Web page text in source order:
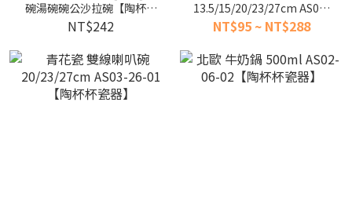
碗湯碗碗公沙拉碗【陶杯杯
瓷器】餐具餐盤 碗盤杯筷 台
灣現貨
NT$242
13.5/15/20/23/27cm AS03-
30-21【陶杯杯瓷器】
NT$95 ~ NT$288